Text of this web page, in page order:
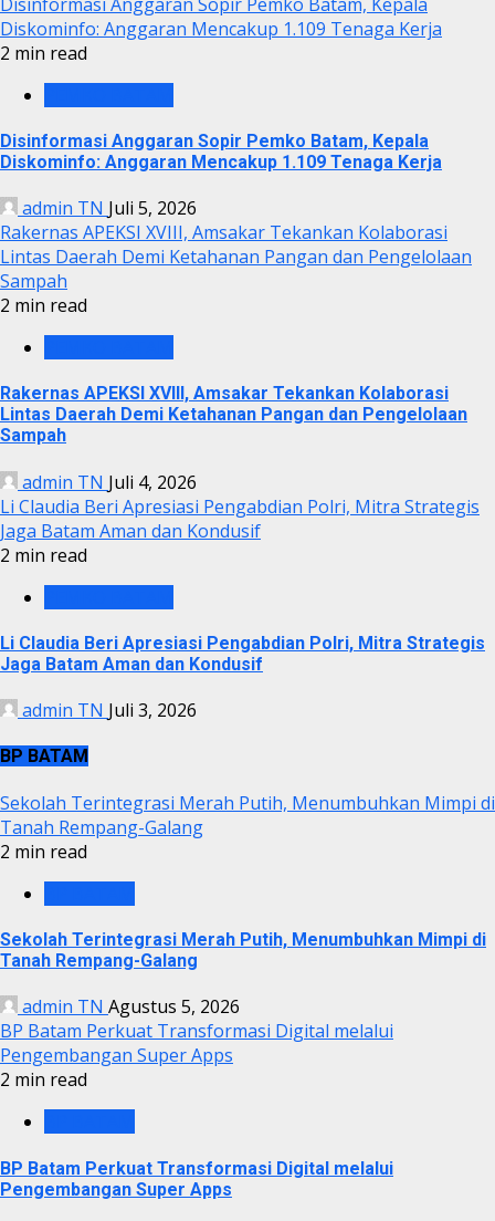
Diskominfo: Anggaran Mencakup 1.109 Tenaga Kerja
2 min read
Disinformasi Anggaran Sopir Pemko Batam, Kepala
Diskominfo: Anggaran Mencakup 1.109 Tenaga Kerja
admin TN Juli 5, 2026
Rakernas APEKSI XVIII, Amsakar Tekankan Kolaborasi
Lintas Daerah Demi Ketahanan Pangan dan Pengelolaan
Sampah
2 min read
Rakernas APEKSI XVIII, Amsakar Tekankan Kolaborasi
Lintas Daerah Demi Ketahanan Pangan dan Pengelolaan
Sampah
admin TN Juli 4, 2026
Li Claudia Beri Apresiasi Pengabdian Polri, Mitra Strategis
Jaga Batam Aman dan Kondusif
2 min read
Li Claudia Beri Apresiasi Pengabdian Polri, Mitra Strategis
Jaga Batam Aman dan Kondusif
admin TN Juli 3, 2026
BP BATAM
Sekolah Terintegrasi Merah Putih, Menumbuhkan Mimpi di
Tanah Rempang-Galang
2 min read
Sekolah Terintegrasi Merah Putih, Menumbuhkan Mimpi di
Tanah Rempang-Galang
admin TN Agustus 5, 2026
BP Batam Perkuat Transformasi Digital melalui
Pengembangan Super Apps
2 min read
BP Batam Perkuat Transformasi Digital melalui
Pengembangan Super Apps